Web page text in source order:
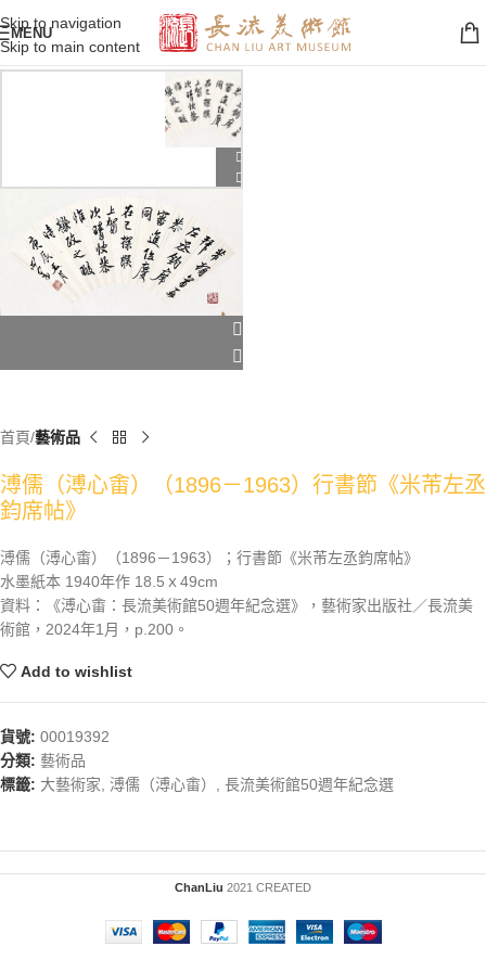
Skip to navigation
Skip to main content
MENU
首頁 藝術品
溥儒（溥心畬）（1896－1963）行書節《米芾左丞
鈞席帖》
溥儒（溥心畬）（1896－1963）；行書節《米芾左丞鈞席帖》
水墨紙本 1940年作 18.5ｘ49cm
資料：《溥心畬：長流美術館50週年紀念選》，藝術家出版社／長流美
術館，2024年1月，p.200。
Add to wishlist
貨號: 00019392
分類: 藝術品
標籤: 大藝術家 溥儒（溥心畬） 長流美術館50週年紀念選
ChanLiu 2021 CREATED